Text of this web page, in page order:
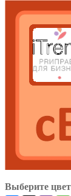
Выберите